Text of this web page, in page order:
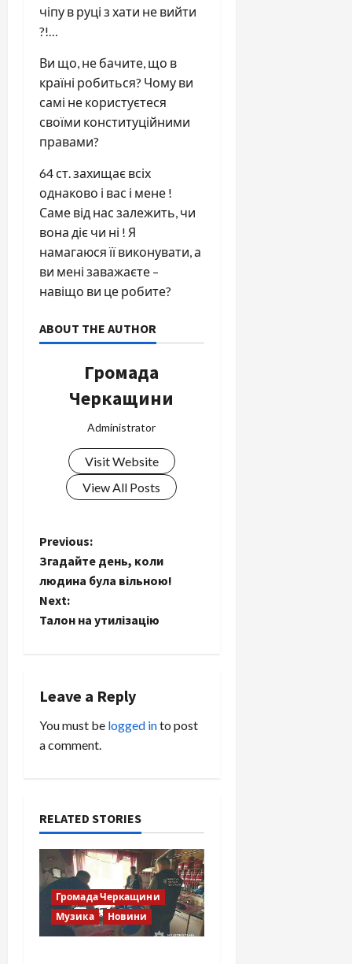
чіпу в руці з хати не вийти
?!…
Ви що, не бачите, що в
країні робиться? Чому ви
самі не користуєтеся
своїми конституційними
правами?
64 ст. захищає всіх
однаково і вас і мене !
Саме від нас залежить, чи
вона діє чи ні ! Я
намагаюся її виконувати, а
ви мені заважаєте –
навіщо ви це робите?
ABOUT THE AUTHOR
Громада
Черкащини
Administrator
Visit Website
View All Posts
P
o
s
v
g
a
t
o
Previous:
Згадайте день, коли
людина була вільною!
Next:
Талон на утилізацію
Leave a Reply
You must be logged into post
a comment.
RELATED STORIES
Громада Черкащини
Музика
Новини